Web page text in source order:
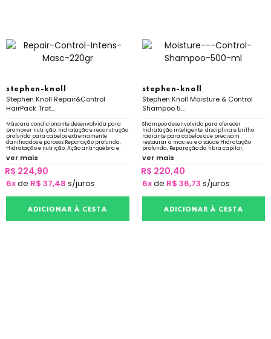
stephen-knoll
Stephen Knoll Repair&Control
HairPack Trat...
Máscara condicionante desenvolvida para
promover nutrição, hidratação e reconstrução
profunda para cabelos extremamente
danificados e porosos Reparação profunda,
Hidratação e nutrição, Ação anti-quebra e
Restauração do brilho e Redução do frizz
ver mais
R$ 224,90
6xde R$ 37,48 s/juros
ADICIONAR À CESTA
stephen-knoll
Stephen Knoll Moisture & Control
Shampoo 5...
Shampoo desenvolvido para oferecer
hidratação inteligente, disciplina e brilho
radiante para cabelos que precisam
restaurar a maciez e a saúde Hidratação
profunda, Reparação da fibra capilar,
Redução do frizz e Fórmula suave Livre de
sulfato e silicone
ver mais
R$ 220,40
6xde R$ 36,73 s/juros
ADICIONAR À CESTA